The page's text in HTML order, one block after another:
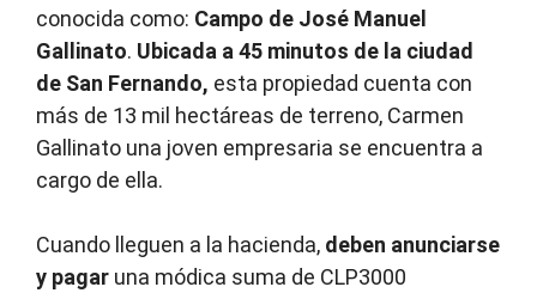
conocida como: Campo de José Manuel
Gallinato. Ubicada a 45 minutos de la ciudad
de San Fernando, esta propiedad cuenta con
más de 13 mil hectáreas de terreno, Carmen
Gallinato una joven empresaria se encuentra a
cargo de ella.
Cuando lleguen a la hacienda, deben anunciarse
y pagar una módica suma de CLP3000